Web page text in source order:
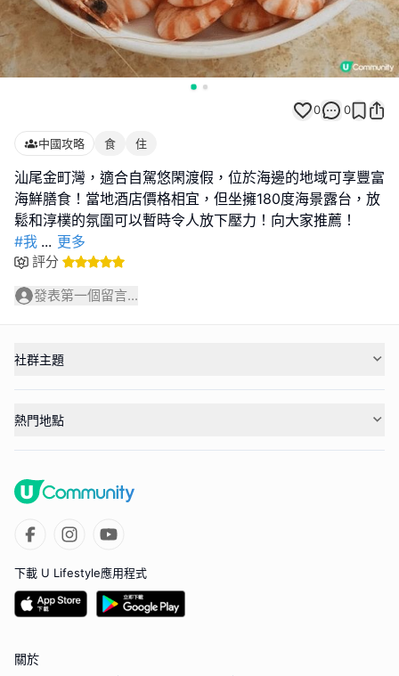
0 0
中國攻略 食 住
汕尾金町灣，適合自駕悠閑渡假，位於海邊的地域可享豐富
海鮮膳食！當地酒店價格相宜，但坐擁180度海景露台，放
#我 ... 更多
評分
發表第一個留言...
社群主題
熱門地點
下載 U Lifestyle應用程式
關於